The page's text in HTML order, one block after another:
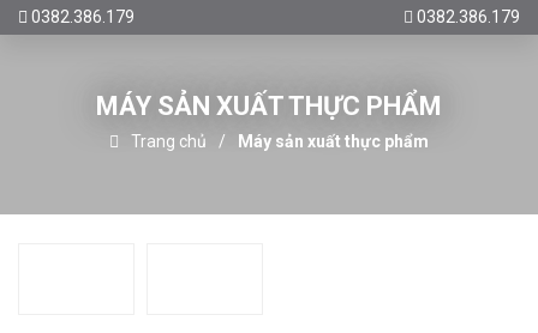
0382.386.179 0382.386.179
MÁY SẢN XUẤT THỰC PHẨM
Trang chủ Máy sản xuất thực phẩm